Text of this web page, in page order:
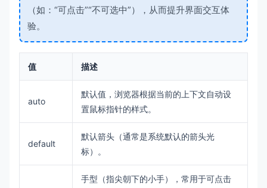
（如：“可点击”“不可选中”），从而提升界面交互体
验。
值 描述
auto
默认值，浏览器根据当前的上下文自动设
置鼠标指针的样式。
default
默认箭头（通常是系统默认的箭头光
标）。
手型（指尖朝下的小手），常用于可点击